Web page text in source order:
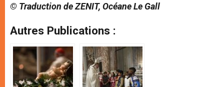
© Traduction de ZENIT, Océane Le Gall
Autres Publications :